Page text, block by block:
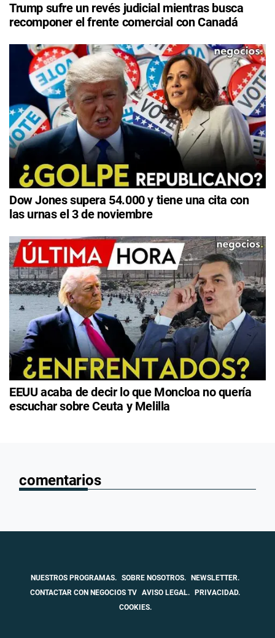
Trump sufre un revés judicial mientras busca
recomponer el frente comercial con Canadá
Dow Jones supera 54.000 y tiene una cita con
las urnas el 3 de noviembre
EEUU acaba de decir lo que Moncloa no quería
escuchar sobre Ceuta y Melilla
comentarios
NUESTROS PROGRAMAS. SOBRE NOSOTROS.
NEWSLETTER.
CONTACTAR CON NEGOCIOS TV AVISO LEGAL.
PRIVACIDAD.
COOKIES.